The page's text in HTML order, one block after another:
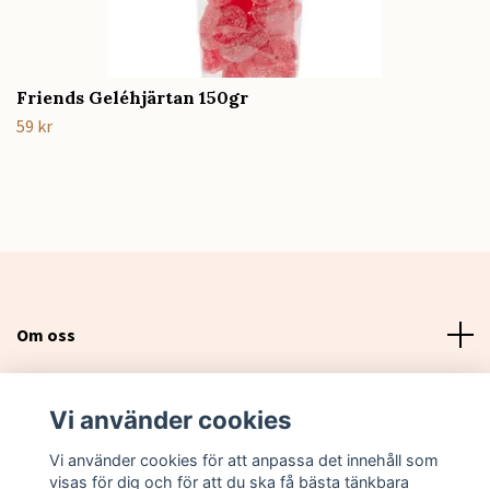
Friends Geléhjärtan 150gr
59 kr
Om oss
Sociala medier
Vi använder cookies
Vi använder cookies för att anpassa det innehåll som
visas för dig och för att du ska få bästa tänkbara